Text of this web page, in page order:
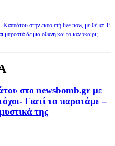
στην εκπομπή live now, με θέμα: Τι
μπροστά δε μια οθόνη και το καλοκαίρι;
στο newsbomb.gr με
Γιατί τα παρατάμε –
της